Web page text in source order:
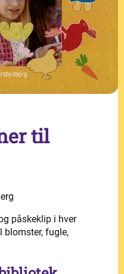
til
påskeklip i hver
blomster, fugle,